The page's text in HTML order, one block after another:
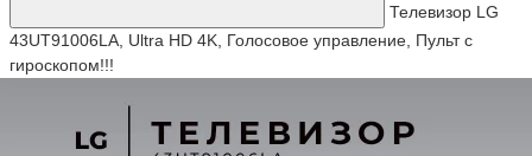
Телевизор LG
43UT91006LA, Ultra HD 4K, Голосовое управление, Пульт с
гироскопом!!!